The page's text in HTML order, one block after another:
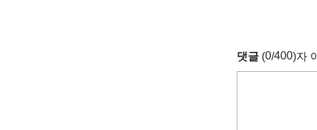
댓글 (0/400)자